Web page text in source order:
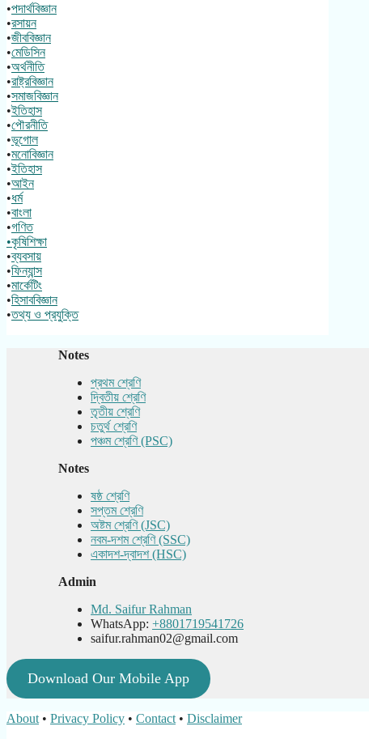
•পদার্থবিজ্ঞান
•রসায়ন
•জীববিজ্ঞান
•মেডিসিন
•অর্থনীতি
•রাষ্ট্রবিজ্ঞান
•সমাজবিজ্ঞান
•ইতিহাস
•পৌরনীতি
•ভূগোল
•মনোবিজ্ঞান
•ইতিহাস
•আইন
•ধর্ম
•বাংলা
•গণিত
•কৃষিশিক্ষা
•ব্যবসায়
•ফিন্যান্স
•মার্কেটিং
•হিসাববিজ্ঞান
•তথ্য ও প্রযুক্তি
Notes
প্রথম শ্রেণি
দ্বিতীয় শ্রেণি
তৃতীয় শ্রেণি
চতুর্থ শ্রেণি
পঞ্চম শ্রেণি (PSC)
Notes
ষষ্ঠ শ্রেণি
সপ্তম শ্রেণি
অষ্টম শ্রেণি (JSC)
নবম-দশম শ্রেণি (SSC)
একাদশ-দ্বাদশ (HSC)
Admin
Md. Saifur Rahman
WhatsApp: +8801719541726
saifur.rahman02@gmail.com
Download Our Mobile App
About • Privacy Policy • Contact • Disclaimer